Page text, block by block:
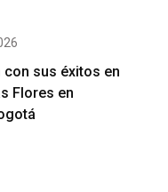
con sus éxitos en
Flores en